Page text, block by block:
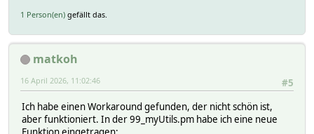
1 Person(en) gefällt das.
matkoh
#5
16 April 2026, 11:02:46
Ich habe einen Workaround gefunden, der nicht schön ist,
aber funktioniert. In der 99_myUtils.pm habe ich eine neue